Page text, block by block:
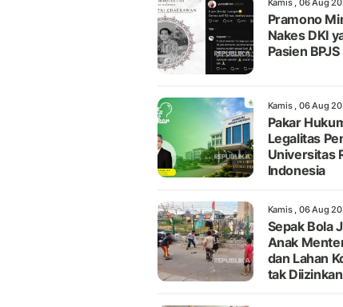
Kamis , 06 Aug
Pramono
Nakes DKI
Pasien
Kamis , 06 Aug
Pakar
Legalitas
Universitas
Indonesia
Kamis , 06 Aug
Sepak Bola
Anak
dan Lahan
tak